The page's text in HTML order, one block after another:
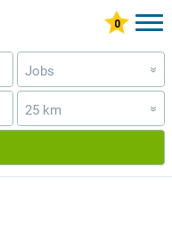
Jobs »
25 km »